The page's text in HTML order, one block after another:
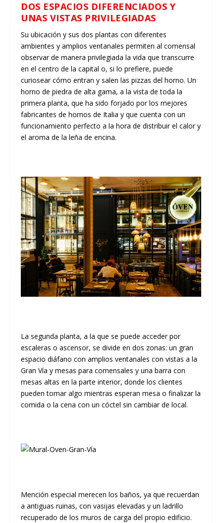
DOS ESPACIOS DIFERENCIADOS Y
UNAS VISTAS PRIVILEGIADAS
Su ubicación y sus dos plantas con diferentes
ambientes y amplios ventanales permiten al comensal
observar de manera privilegiada la vida que transcurre
en el centro de la capital o, si lo prefiere, puede
curiosear cómo entran y salen las pizzas del horno. Un
horno de piedra de alta gama, a la vista de toda la
primera planta, que ha sido forjado por los mejores
fabricantes de hornos de Italia y que cuenta con un
funcionamiento perfecto a la hora de distribuir el calor y
el aroma de la leña de encina.
La segunda planta, a la que se puede acceder por
escaleras o ascensor, se divide en dos zonas: un gran
espacio diáfano con amplios ventanales con vistas a la
Gran Vía y mesas para comensales y una barra con
mesas altas en la parte interior, donde los clientes
pueden tomar algo mientras esperan mesa o finalizar la
comida o la cena con un cóctel sin cambiar de local.
Mención especial merecen los baños, ya que recuerdan
a antiguas ruinas, con vasijas elevadas y un ladrillo
recuperado de los muros de carga del propio edificio.